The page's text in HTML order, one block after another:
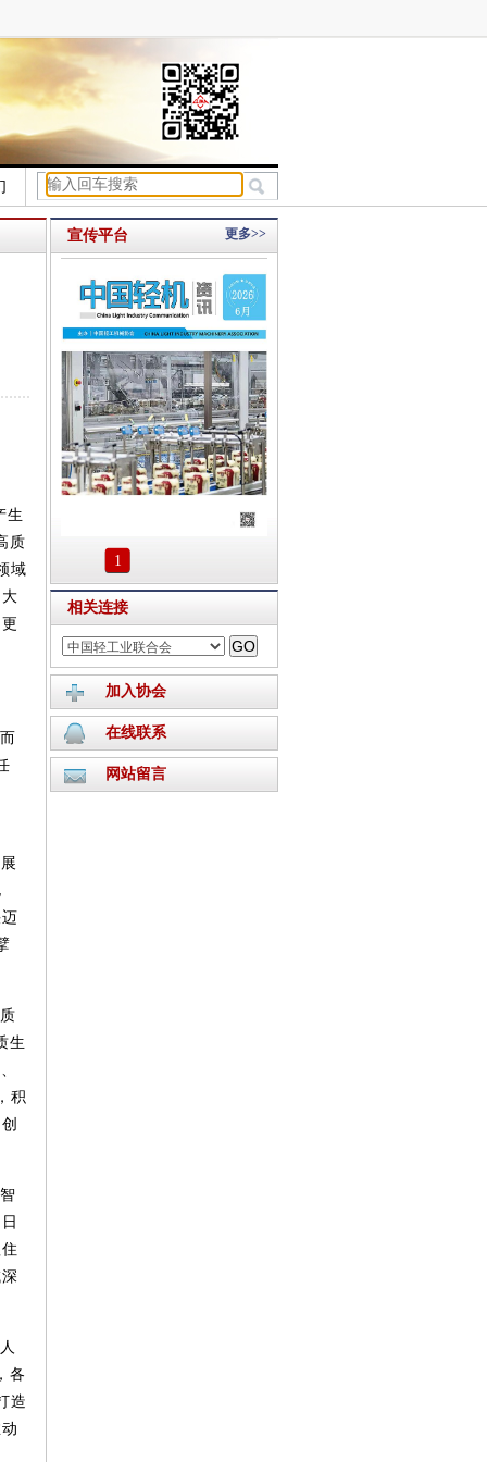
宣传平台 更多>>
1
相关连接
加入协会
在线联系
网站留言
生
质
域
生
积
各
造